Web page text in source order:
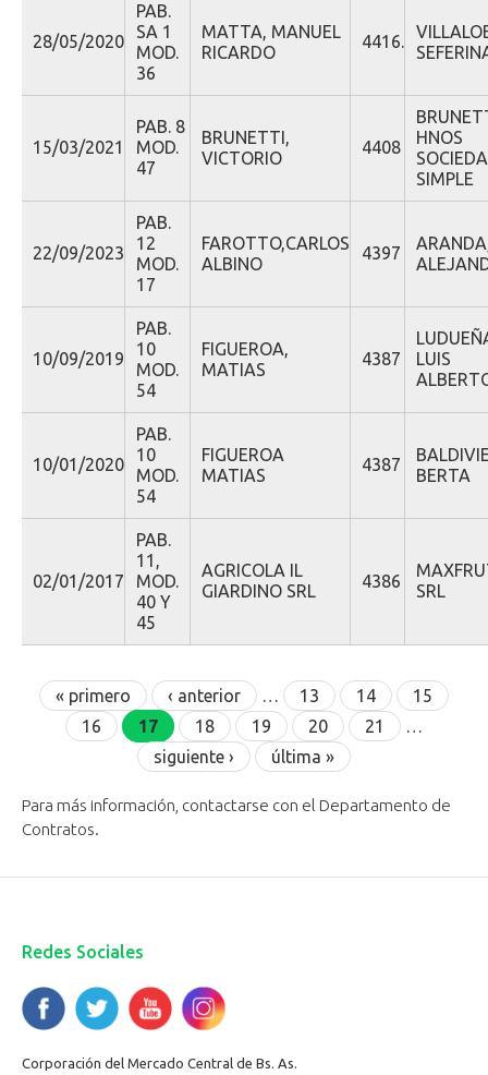
28/05/2020
PAB.
SA 1
MOD.
36
MATTA, MANUEL
RICARDO
4416.
15/03/2021
PAB. 8
MOD.
47
BRUNETTI,
VICTORIO
4408
HNOS
SIMPLE
22/09/2023
PAB.
12
MOD.
17
FAROTTO,CARLOS
ALBINO
4397
10/09/2019
PAB.
10
MOD.
54
FIGUEROA,
MATIAS
4387
LUIS
10/01/2020
PAB.
10
MOD.
54
FIGUEROA
MATIAS
4387
BERTA
02/01/2017
PAB.
11,
MOD.
40 Y
45
AGRICOLA IL
GIARDINO SRL
4386
SRL
Páginas
« primero ‹ anterior … 13 14
15
16
17 18 19 20 21
…
siguiente ›
última »
Para más información, contactarse con el Departamento de
Contratos.
Redes Sociales
Corporación del Mercado Central de Bs. As.